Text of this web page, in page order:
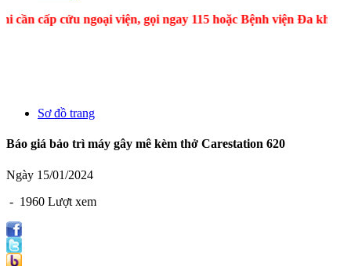
cứu ngoại viện, gọi ngay 115 hoặc Bệnh viện Đa khoa Bình
Sơ đồ trang
Báo giá bảo trì máy gây mê kèm thở Carestation 620
Ngày 15/01/2024
- 1960 Lượt xem